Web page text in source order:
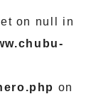
on null in
on